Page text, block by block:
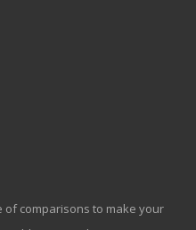
of comparisons to make your